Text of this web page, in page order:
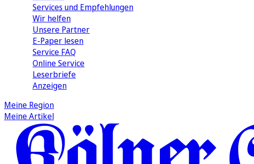
Services und Empfehlungen
Wir helfen
Unsere Partner
E-Paper lesen
Service FAQ
Online Service
Leserbriefe
Anzeigen
Meine Region
Meine Artikel